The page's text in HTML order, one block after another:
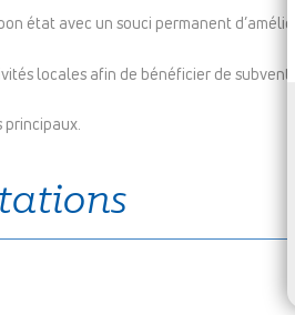
état avec un souci permanent
locales afin de bénéficier de
principaux.